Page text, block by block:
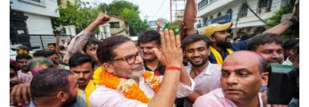
गुजरात
में
जीत…
उपचुनाव
नतीजों
पर
BJP